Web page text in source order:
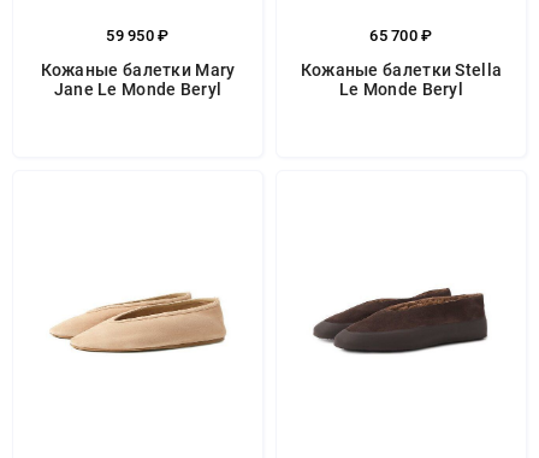
59 950 ₽
Кожаные балетки Mary
Jane Le Monde Beryl
65 700 ₽
Кожаные балетки Stella
Le Monde Beryl